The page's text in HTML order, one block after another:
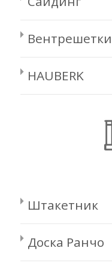
Вентрешетки
HAUBERK
Штакетник
Доска Ранчо